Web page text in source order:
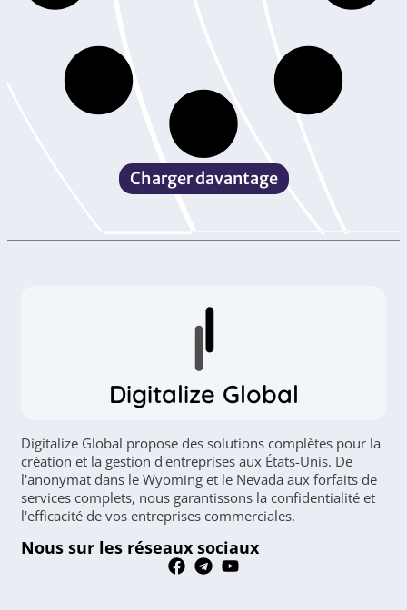
Charger davantage
Digitalize Global
Digitalize Global propose des solutions complètes pour la
création et la gestion d'entreprises aux États-Unis. De
l'anonymat dans le Wyoming et le Nevada aux forfaits de
services complets, nous garantissons la confidentialité et
l'efficacité de vos entreprises commerciales.
Nous sur les réseaux sociaux